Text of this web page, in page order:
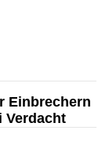
Einbrechern
Verdacht